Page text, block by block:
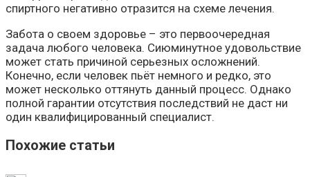
спиртного негативно отразится на схеме лечения.
Забота о своем здоровье – это первоочередная
задача любого человека. Сиюминутное удовольствие
может стать причиной серьезных осложнений.
Конечно, если человек пьёт немного и редко, это
может несколько оттянуть данный процесс. Однако
полной гарантии отсутствия последствий не даст ни
один квалифицированный специалист.
Похожие статьи